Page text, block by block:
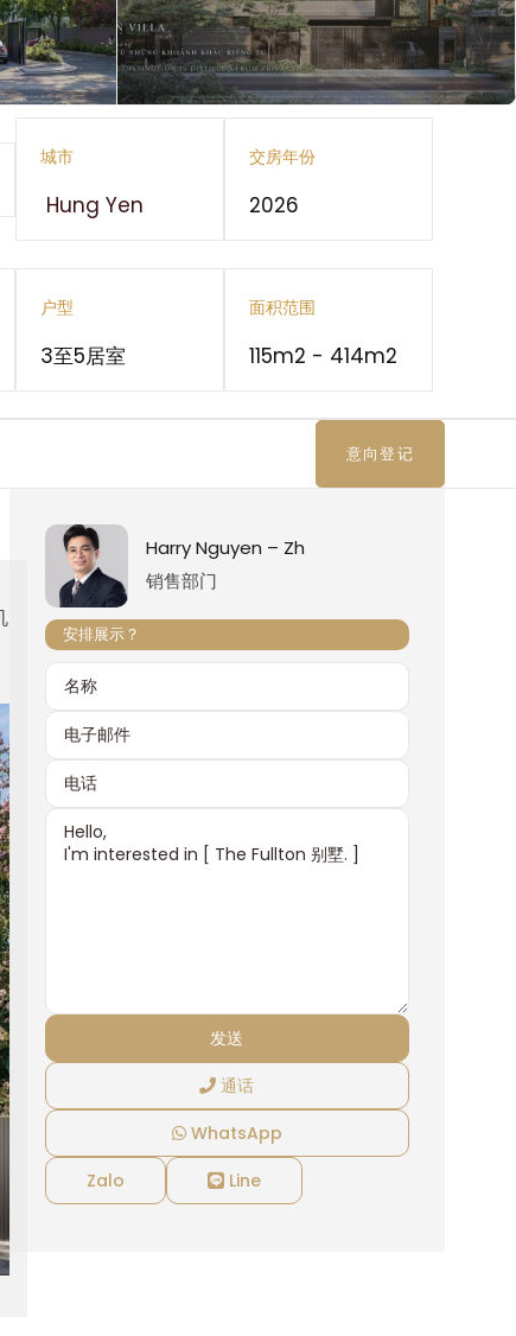
城市
Hung Yen
交房年份
2026
户型
3至5居室
面积范围
115m2 - 414m2
意向登记
Harry Nguyen – Zh
销售部门
安排展示？
通话
WhatsApp
Zalo
Line